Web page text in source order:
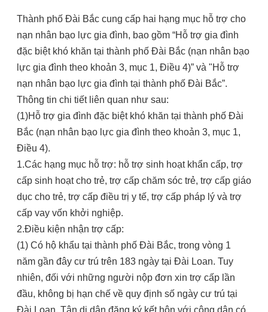
Thành phố Đài Bắc cung cấp hai hạng mục hỗ trợ cho
nạn nhân bạo lực gia đình, bao gồm “Hỗ trợ gia đình
đặc biệt khó khăn tại thành phố Đài Bắc (nạn nhân bạo
lực gia đình theo khoản 3, mục 1, Điều 4)” và "Hỗ trợ
nạn nhân bạo lực gia đình tại thành phố Đài Bắc”.
Thông tin chi tiết liên quan như sau:
(1)Hỗ trợ gia đình đặc biệt khó khăn tại thành phố Đài
Bắc (nạn nhân bạo lực gia đình theo khoản 3, mục 1,
Điều 4).
1.Các hạng mục hỗ trợ: hỗ trợ sinh hoạt khẩn cấp, trợ
cấp sinh hoạt cho trẻ, trợ cấp chăm sóc trẻ, trợ cấp giáo
dục cho trẻ, trợ cấp điều trị y tế, trợ cấp pháp lý và trợ
cấp vay vốn khởi nghiệp.
2.Điều kiện nhận trợ cấp:
(1) Có hộ khẩu tại thành phố Đài Bắc, trong vòng 1
năm gần đây cư trú trên 183 ngày tại Đài Loan. Tuy
nhiên, đối với những người nộp đơn xin trợ cấp lần
đầu, không bị hạn chế về quy định số ngày cư trú tại
Đài Loan. Tân di dân đăng ký kết hôn với công dân có